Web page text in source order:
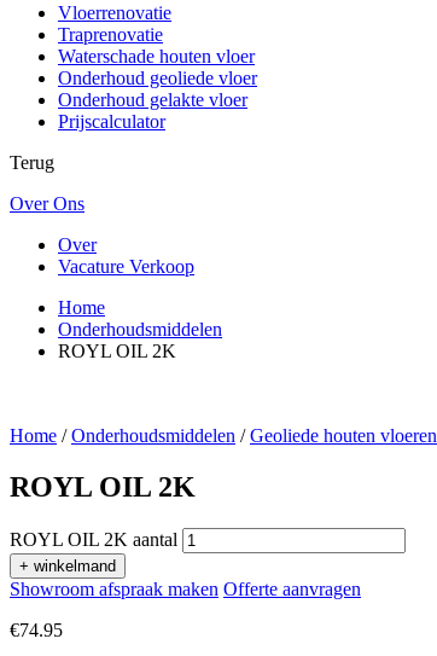
Vloerrenovatie
Traprenovatie
Waterschade houten vloer
Onderhoud geoliede vloer
Onderhoud gelakte vloer
Prijscalculator
Terug
Over Ons
Over
Vacature Verkoop
Home
Onderhoudsmiddelen
ROYL OIL 2K
Home /Onderhoudsmiddelen /Geoliede houten vloeren
ROYL OIL 2K
ROYL OIL 2K aantal
+ winkelmand
Showroom afspraak maken Offerte aanvragen
€74.95